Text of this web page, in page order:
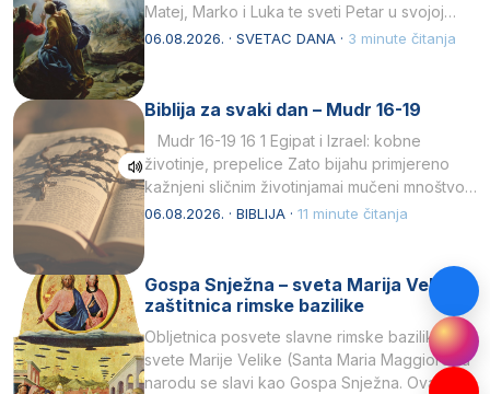
Matej, Marko i Luka te sveti Petar u svojoj
drugoj…
06.08.2026. · SVETAC DANA · 3 minute čitanja
Biblija za svaki dan – Mudr 16-19
Mudr 16-19 16 1 Egipat i Izrael: kobne
životinje, prepelice Zato bijahu primjereno
kažnjeni sličnim životinjamai mučeni mnoštvom
kukaca.2 A narod…
06.08.2026. · BIBLIJA · 11 minute čitanja
Gospa Snježna – sveta Marija Velika,
zaštitnica rimske bazilike
Obljetnica posvete slavne rimske bazilike
svete Marije Velike (Santa Maria Maggiore) u
narodu se slavi kao Gospa Snježna. Ovaj